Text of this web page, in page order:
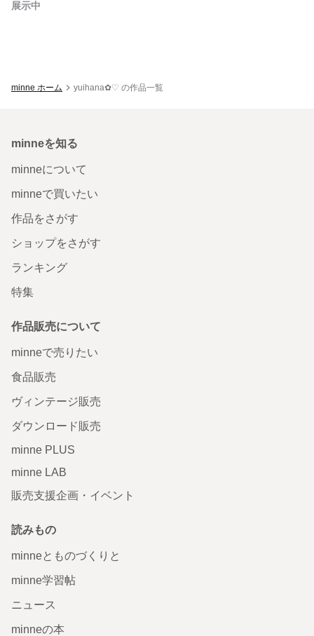
展示中
minne ホーム yuihana✿♡ の作品一覧
minneを知る
minneについて
minneで買いたい
作品をさがす
ショップをさがす
ランキング
特集
作品販売について
minneで売りたい
食品販売
ヴィンテージ販売
ダウンロード販売
minne PLUS
minne LAB
販売支援企画・イベント
読みもの
minneとものづくりと
minne学習帖
ニュース
minneの本